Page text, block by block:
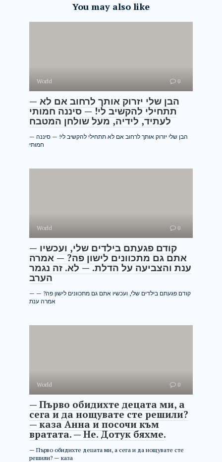
You may also like
World 0
— הבן שלי יזרוק אותך לרחוב אם לא
תתחילי להקשיב לי! — סיננה חמותי
לעתיד, לידיה, מעל שולחן המטבח
— הבן שלי יזרוק אותך לרחוב אם לא תתחילי להקשיב לי! — סיננה
חמותי
World 0
— קודם פגעתם בילדים שלי, ועכשיו
אתם גם מתכוונים לישון פה? — אמרה
ענת והצביעה על הדלת. — לא. זה נגמר
הערב
— קודם פגעתם בילדים שלי, ועכשיו אתם גם מתכוונים לישון פה? —
אמרה ענת
World 0
— Първо обидихте децата ми, а
сега и да нощувате сте решили?
— каза Анна и посочи към
вратата. — Не. Дотук бяхме.
— Първо обидихте децата ми, а сега и да нощувате сте
решили? — каза